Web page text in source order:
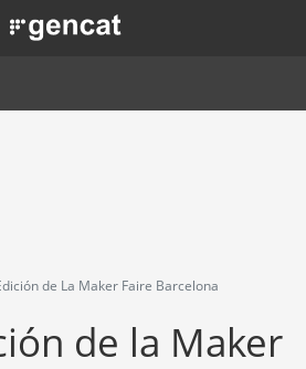
Pasar
al
. Obre en una nova finestra.
de La Maker Faire Barcelona
de la Maker